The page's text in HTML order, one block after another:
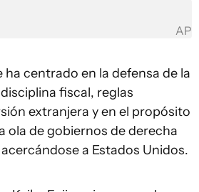
AP
ha centrado en la defensa de la
fiscal, reglas
extranjera y en el propósito
ola de gobiernos de derecha
a Estados Unidos.